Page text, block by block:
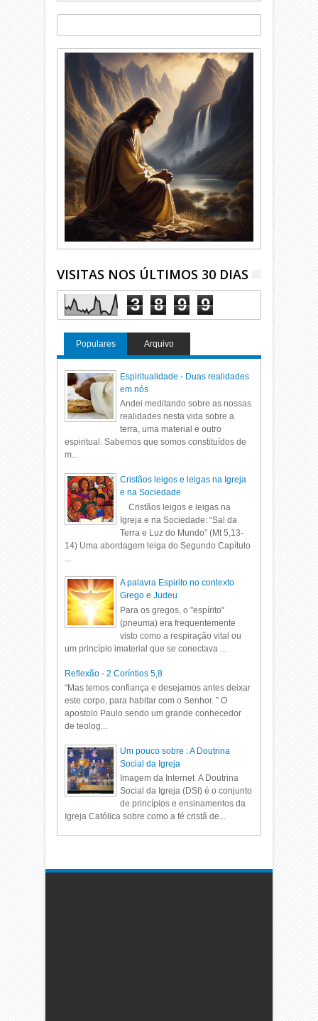
VISITAS NOS ÚLTIMOS 30 DIAS
3 8 9 9
Populares Arquivo
Espiritualidade - Duas realidades
em nós
Andei meditando sobre as nossas
realidades nesta vida sobre a
terra, uma material e outro
espiritual. Sabemos que somos constituídos de
m...
Cristãos leigos e leigas na Igreja
e na Sociedade
Cristãos leigos e leigas na
Igreja e na Sociedade: “Sal da
Terra e Luz do Mundo” (Mt 5,13-
14) Uma abordagem leiga do Segundo Capítulo
A palavra Espirito no contexto
Grego e Judeu
Para os gregos, o "espírito"
(pneuma) era frequentemente
visto como a respiração vital ou
um princípio imaterial que se conectava ...
Reflexão - 2 Coríntios 5,8
“Mas temos confiança e desejamos antes deixar
este corpo, para habitar com o Senhor. ” O
apostolo Paulo sendo um grande conhecedor
de teolog...
Um pouco sobre : A Doutrina
Social da Igreja
Imagem da Internet A Doutrina
Social da Igreja (DSI) é o conjunto
de princípios e ensinamentos da
Igreja Católica sobre como a fé cristã de...